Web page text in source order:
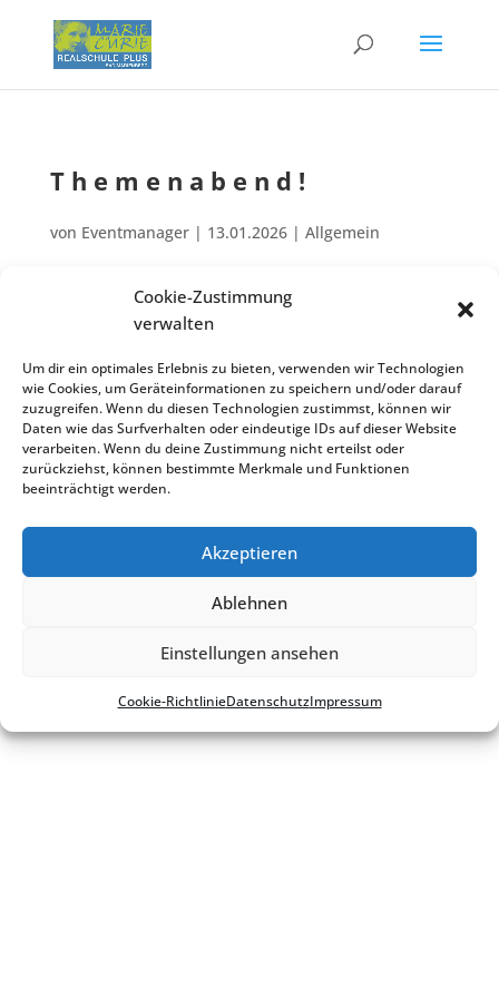
Cookie-Zustimmung
verwalten
Um dir ein optimales Erlebnis zu bieten, verwenden wir Technologien
wie Cookies, um Geräteinformationen zu speichern und/oder darauf
zuzugreifen. Wenn du diesen Technologien zustimmst, können wir
Daten wie das Surfverhalten oder eindeutige IDs auf dieser Website
verarbeiten. Wenn du deine Zustimmung nicht erteilst oder
zurückziehst, können bestimmte Merkmale und Funktionen
beeinträchtigt werden.
Akzeptieren
Ablehnen
Einstellungen ansehen
Cookie-Richt­li­nieDaten­schutzImpres­sum
Themen­abend!
von Eventmanager| 13.01.2026| Allgemein
Themen­abend für Eltern: Motiviert lernen! (vorläu­fi­ger Arbeits­ti­tel);
Uhr im Forum
Zurück zur Veranstaltungsliste
Kontakt
Cookie-Richt­­li­­nie